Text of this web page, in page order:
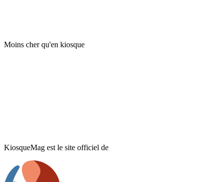
Moins cher qu'en kiosque
KiosqueMag est le site officiel de